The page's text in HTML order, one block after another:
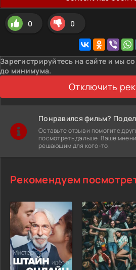
0 0
Зарегистрируйтесь на сайте и мы
до минимума.
Отключить
Оставьте отзыв и помогите
посмотреть дальше. Ваше
решающим для кого-то.
Рекомендуем